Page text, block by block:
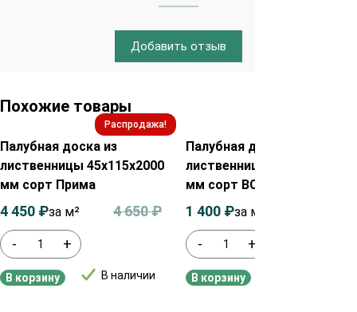
Добавить отзыв
Похожие товары
Распродажа!
Палубная доска из
лиственницы 45х115х2000
мм сорт Прима
- +
В наличии
4 650₽
4 450 ₽за м²
В корзину
Палубная доска из
лиственницы 28х90х2000
мм сорт ВС
- +
1 400 ₽за м²
В корзину